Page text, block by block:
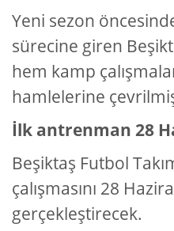
Yeni sezon
sürecine giren
hem kamp
hamlelerine
İlk antrenman 28
Beşiktaş Futbol
çalışmasını 28
gerçekleştirecek.